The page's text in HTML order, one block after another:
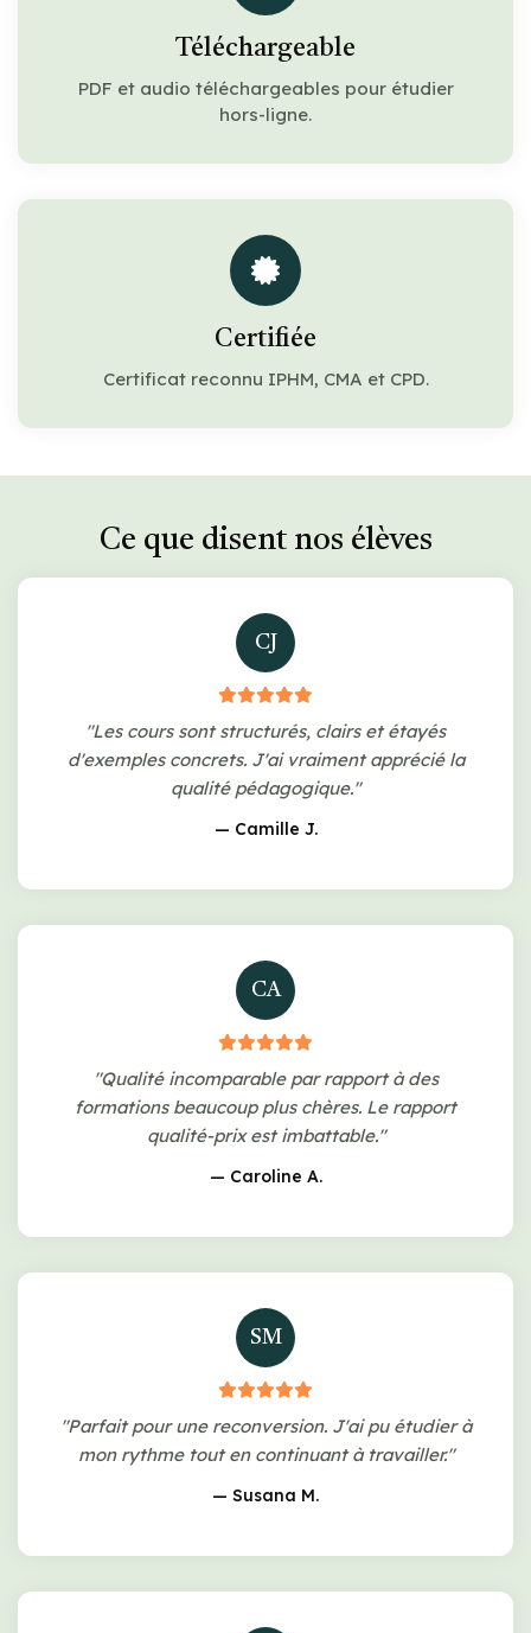
Téléchargeable
PDF et audio téléchargeables pour étudier
hors-ligne.
Certifiée
Certificat reconnu IPHM, CMA et CPD.
Ce que disent nos élèves
CJ
"Les cours sont structurés, clairs et étayés
d'exemples concrets. J'ai vraiment apprécié la
qualité pédagogique."
— Camille J.
CA
"Qualité incomparable par rapport à des
formations beaucoup plus chères. Le rapport
qualité-prix est imbattable."
— Caroline A.
SM
"Parfait pour une reconversion. J'ai pu étudier à
mon rythme tout en continuant à travailler."
— Susana M.